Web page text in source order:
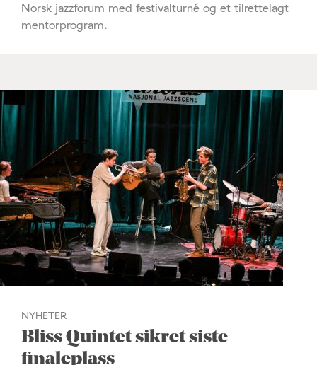
Norsk jazzforum med festivalturné og et tilrettelagt
mentorprogram.
NYHETER
Bliss Quintet sikret siste
finaleplass